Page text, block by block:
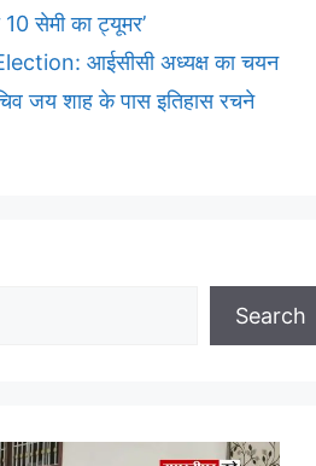
सेमी का ट्यूमर’
आईसीसी अध्‍यक्ष का चयन
जय शाह के पास इतिहास रचने
Search